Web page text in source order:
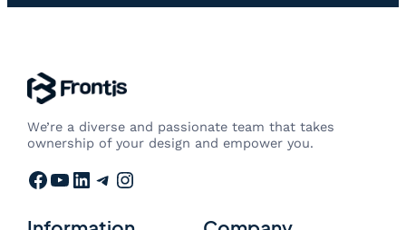
We’re a diverse and passionate team that takes
ownership of your design and empower you.
Facebook YouTube LinkedIn Telegram Instagram